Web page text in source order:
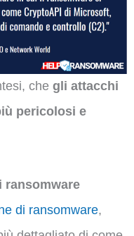
che gli attacchi
pericolosi e
ransomware
di ransomware,